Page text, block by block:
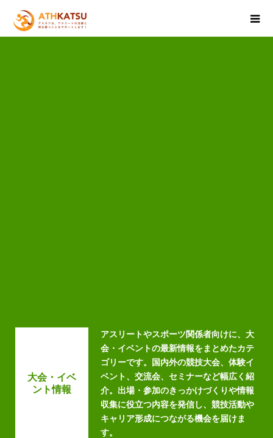
大会・イベ
ント情報
アスリートやスポーツ関係者向けに、大
会・イベントの最新情報をまとめたカテ
ゴリーです。国内外の競技大会、体験イ
ベント、交流会、セミナーなど幅広く紹
介。出場・参加のきっかけづくりや情報
収集に役立つ内容を発信し、競技活動や
キャリア形成につながる機会を届けま
す。